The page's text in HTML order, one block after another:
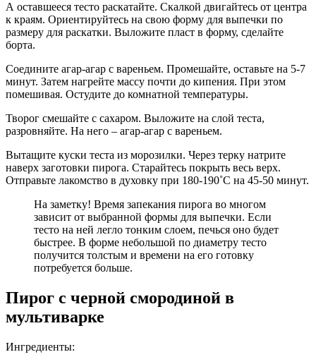
А оставшееся тесто раскатайте. Скалкой двигайтесь от центра
к краям. Ориентируйтесь на свою форму для выпечки по
размеру для раскатки. Выложите пласт в форму, сделайте
борта.
Соедините агар-агар с вареньем. Промешайте, оставьте на 5-7
минут. Затем нагрейте массу почти до кипения. При этом
помешивая. Остудите до комнатной температуры.
Творог смешайте с сахаром. Выложите на слой теста,
разровняйте. На него – агар-агар с вареньем.
Вытащите куски теста из морозилки. Через терку натрите
наверх заготовки пирога. Старайтесь покрыть весь верх.
Отправьте лакомство в духовку при 180-190˚С на 45-50 минут.
На заметку! Время запекания пирога во многом
зависит от выбранной формы для выпечки. Если
тесто на ней легло тонким слоем, печься оно будет
быстрее. В форме небольшой по диаметру тесто
получится толстым и времени на его готовку
потребуется больше.
Пирог с черной смородиной в
мультиварке
Ингредиенты: